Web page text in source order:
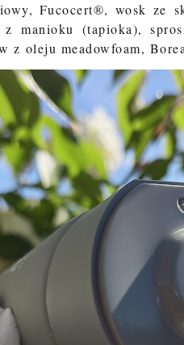
Fucocert®, wosk ze
manioku (tapioka),
z oleju meadowfoam,